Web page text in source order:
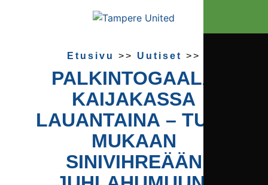
Etusivu >> Uutiset >>
PALKINTOGAALA
KAIJAKASSA
LAUANTAINA – TULE
MUKAAN
SINIVIHREÄÄN